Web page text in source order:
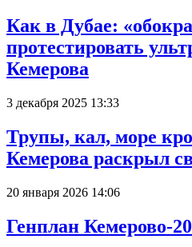
Как в Дубае:
протестировать
Кемерова
3 декабря 2025 13:33
Трупы, кал, море
Кемерова раскрыл
20 января 2026 14:06
Генплан Кемерово-